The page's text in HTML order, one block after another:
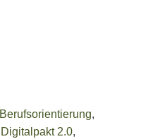
Berufsorientierung,
Digitalpakt 2.0,